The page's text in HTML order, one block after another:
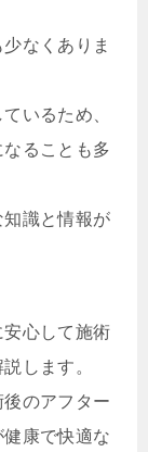
なくありま
いるため、
ることも多
識と情報が
心して施術
します。
のアフター
康で快適な